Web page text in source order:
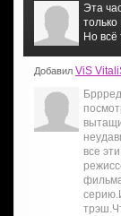
Эта
только
Но всё
Добавил ViS
все